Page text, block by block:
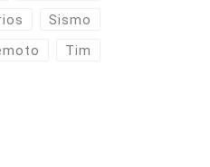
Sismo
Tim